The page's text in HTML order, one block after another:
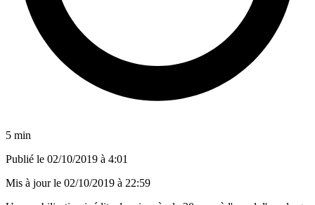
5 min
Publié le 02/10/2019 à 4:01
Mis à jour le 02/10/2019 à 22:59